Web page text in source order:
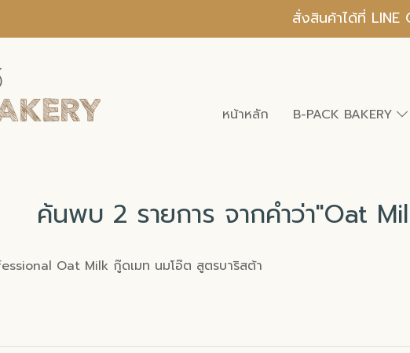
สั่งสินค้าได้ที่
หน้าหลัก B-PACK BAKERY
ค้นพบ 2 รายการ จากคำว่า"Oat
Oat Milk กู๊ดเมท นมโอ๊ต สูตรบาริสต้า